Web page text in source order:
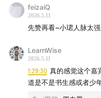
他反复强调，AI个人英雄
是集体主义的故事，要对
完，世界又发生了许多
的收购被撤销、Cursor
独立运营并入SpaceX，
feizaiQ
2026.5.11
先赞再看~小珺人脉太强
LearnWise
2026.5.11
1:29:30 真的感觉这个嘉
道是不是书生感或者少年